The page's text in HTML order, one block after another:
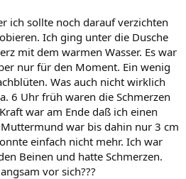
ich sollte noch darauf verzichten
Ich ging unter die Dusche
mit dem warmen Wasser. Es war
nur für den Moment. Ein wenig
Was auch nicht wirklich
6 Uhr früh waren die Schmerzen
war am Ende daß ich einen
war bis dahin nur 3 cm
einfach nicht mehr. Ich war
Beinen und hatte Schmerzen.
vor sich???